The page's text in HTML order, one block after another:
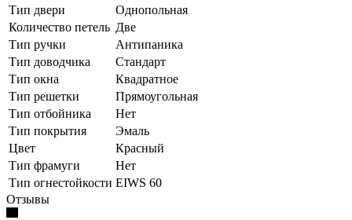
Тип двери
Однопольная
Количество петель Две
Тип ручки
Антипаника
Тип доводчика
Стандарт
Тип окна
Квадратное
Тип решетки
Прямоугольная
Тип отбойника
Нет
Тип покрытия
Эмаль
Цвет
Красный
Тип фрамуги
Нет
Тип огнестойкости EIWS 60
Отзывы